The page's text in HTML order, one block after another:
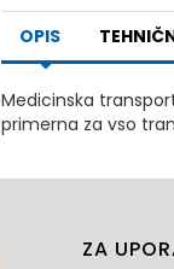
OPIS
Medicinska
primerna za vso
ZA